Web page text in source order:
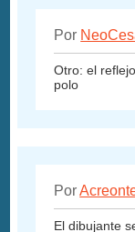
Por
Otro: el
polo
Por
El dibujante